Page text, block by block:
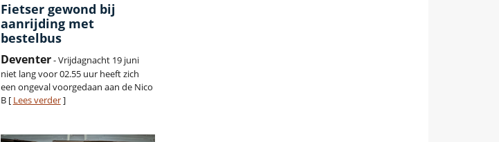
Fietser gewond bij
aanrijding met
bestelbus
Deventer- Vrijdagnacht 19 juni
niet lang voor 02.55 uur heeft zich
een ongeval voorgedaan aan de Nico
B [ Lees verder]